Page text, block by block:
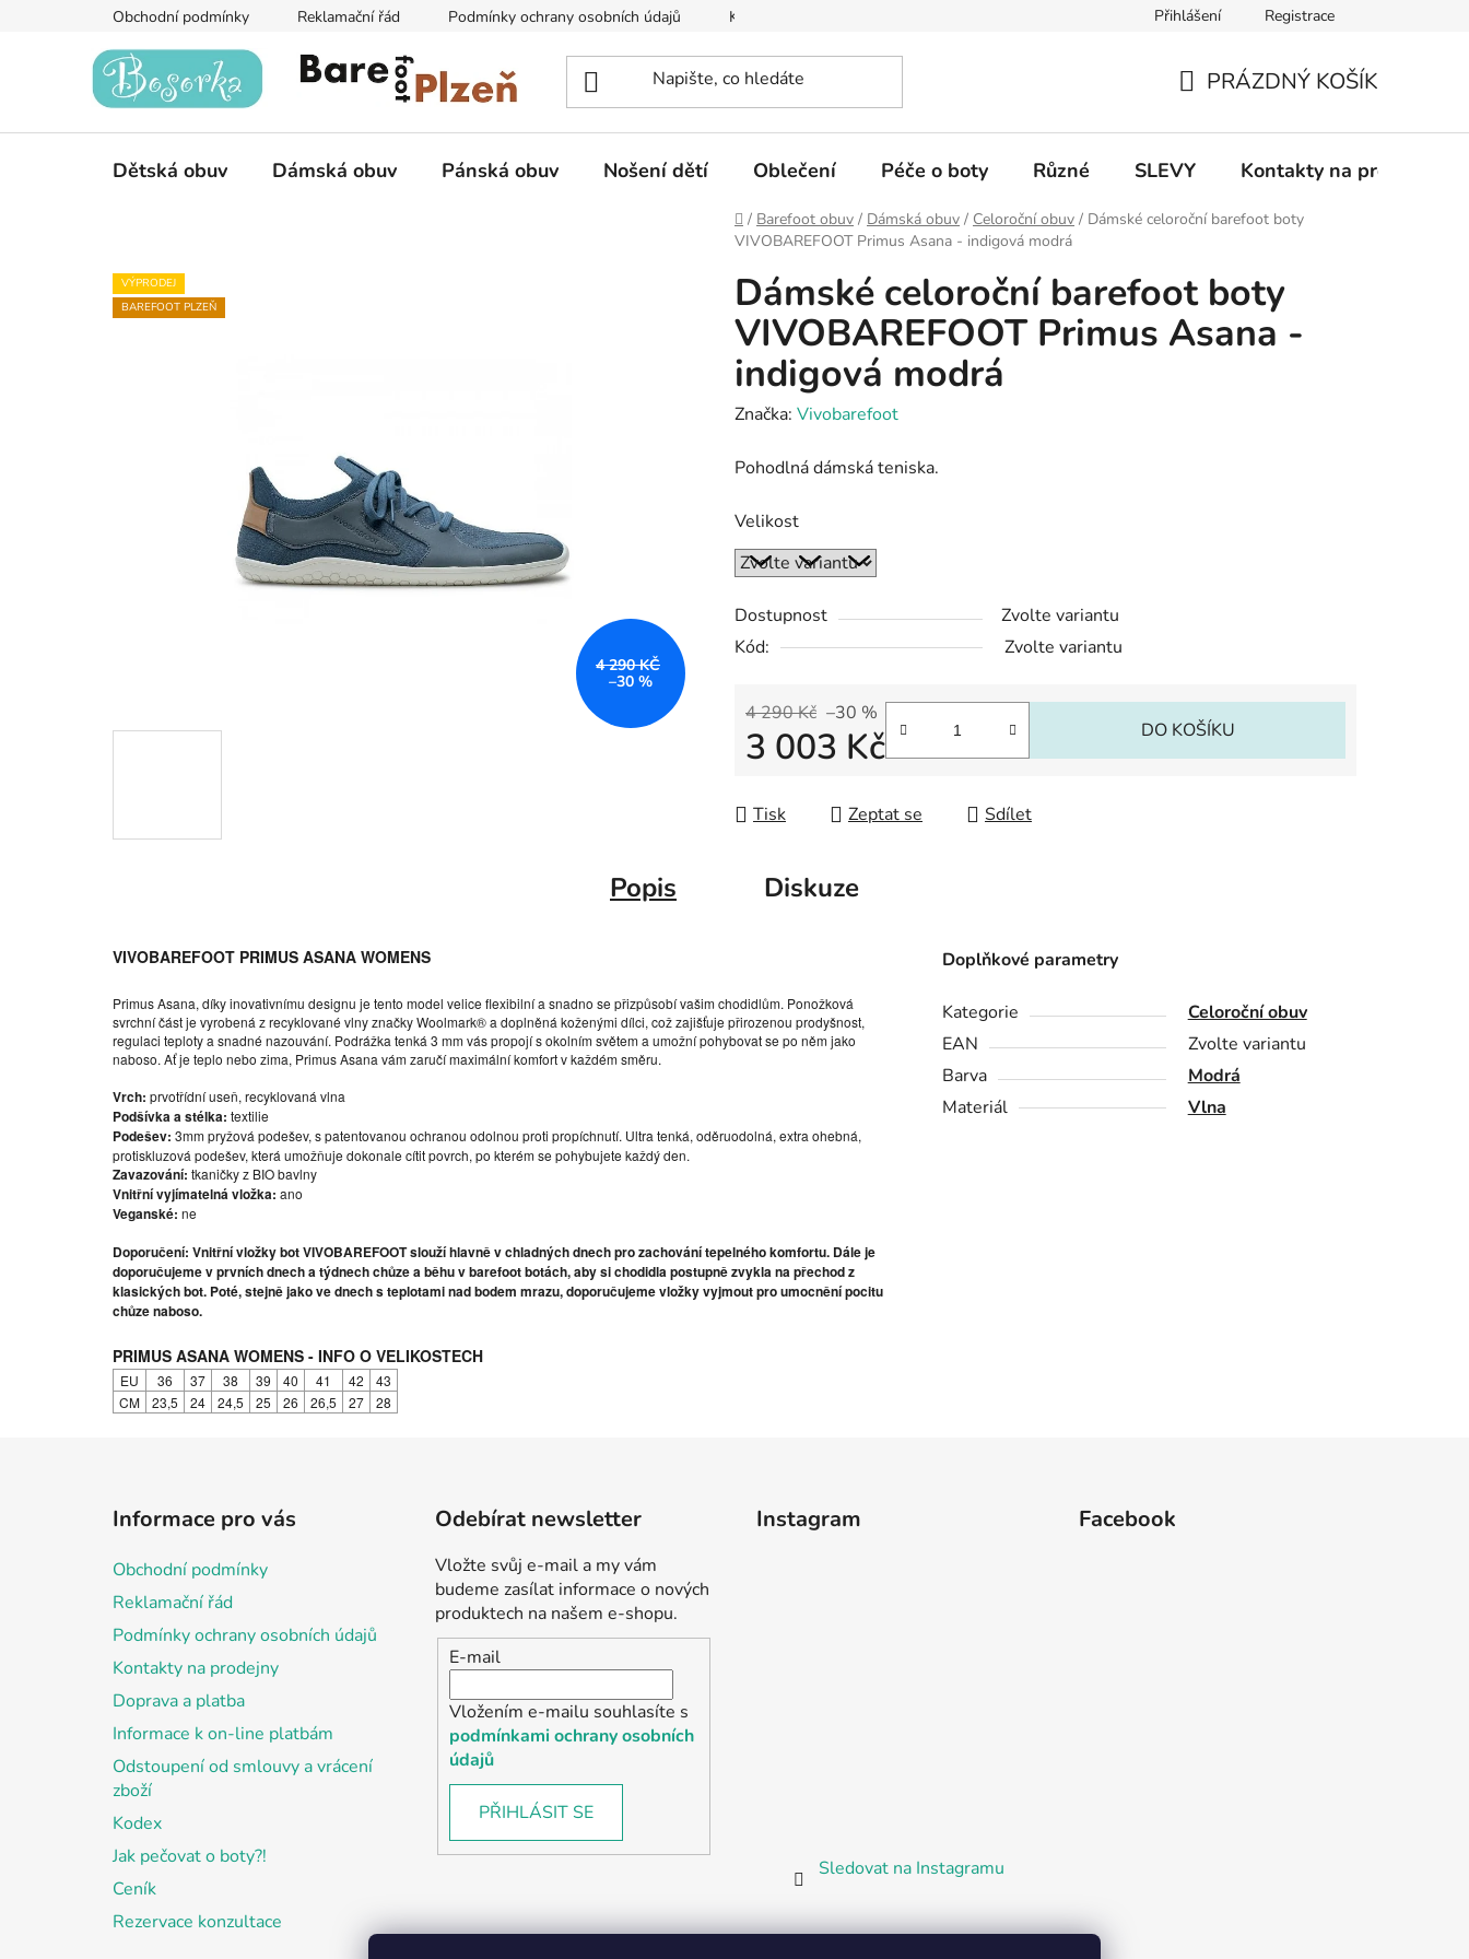
Obchodní podmínky Reklamační řád Podmínky ochrany osobních údajů Kontakty na prodejny Informace k on-line platbám Odstoupení od
Přihlášení Registrace
KOŠÍK
PRÁZDNÝ KOŠÍK
Dětská obuv Dámská obuv Pánská obuv Nošení dětí Oblečení Péče o boty Různé SLEVY Kontakty na prodejny
Domů
/ Barefoot obuv / Dámská obuv / Celoroční obuv / Dámské celoroční barefoot boty
VIVOBAREFOOT Primus Asana - indigová modrá
Dámské celoroční barefoot boty
VIVOBAREFOOT Primus Asana -
indigová modrá
Značka: Vivobarefoot
Pohodlná dámská teniska.
Velikost
Dostupnost
Zvolte variantu
Kód:
Zvolte variantu
4 290 Kč –30 %
3 003 Kč DO KOŠÍKU
Tisk Zeptat se Sdílet
VÝPRODEJ
BAREFOOT PLZEŇ
4 290 KČ
–30 %
Popis Diskuze
VIVOBAREFOOT PRIMUS ASANA WOMENS
Primus Asana, díky inovativnímu designu je tento model velice flexibilní a snadno se přizpůsobí vašim chodidlům. Ponožková
svrchní část je vyrobená z recyklované vlny značky Woolmark® a doplněná koženými dílci, což zajišťuje přirozenou prodyšnost,
regulaci teploty a snadné nazouvání. Podrážka tenká 3 mm vás propojí s okolním světem a umožní pohybovat se po něm jako
naboso. Ať je teplo nebo zima, Primus Asana vám zaručí maximální komfort v každém směru.
Vrch: prvotřídní useň, recyklovaná vlna
Podšívka a stélka: textilie
Podešev: 3mm pryžová podešev, s patentovanou ochranou odolnou proti propíchnutí. Ultra tenká, oděruodolná, extra ohebná,
protiskluzová podešev, která umožňuje dokonale cítit povrch, po kterém se pohybujete každý den.
Zavazování: tkaničky z BIO bavlny
Vnitřní vyjímatelná vložka: ano
Veganské: ne
Doporučení: Vnitřní vložky bot VIVOBAREFOOT slouží hlavně v chladných dnech pro zachování tepelného komfortu. Dále je
doporučujeme v prvních dnech a týdnech chůze a běhu v barefoot botách, aby si chodidla postupně zvykla na přechod z
klasických bot. Poté, stejně jako ve dnech s teplotami nad bodem mrazu, doporučujeme vložky vyjmout pro umocnění pocitu
chůze naboso.
PRIMUS ASANA WOMENS - INFO O VELIKOSTECH
EU 36 37 38 39 40 41 42
43
CM
23,5 24 24,5 25 26 26,5 27 28
Doplňkové parametry
Kategorie
Celoroční obuv
EAN
Zvolte variantu
Barva
Modrá
Materiál
Vlna
Informace pro vás
Obchodní podmínky
Reklamační řád
Podmínky ochrany osobních údajů
Kontakty na prodejny
Doprava a platba
Informace k on-line platbám
Odstoupení od smlouvy a vrácení
zboží
Kodex
Jak pečovat o boty?!
Ceník
Rezervace konzultace
Odebírat newsletter
Vložte svůj e-mail a my vám
budeme zasílat informace o nových
produktech na našem e-shopu.
E-mail
Vložením e-mailu souhlasíte s
podmínkami ochrany osobních
údajů
PŘIHLÁSIT SE
Instagram
Sledovat na Instagramu
Facebook